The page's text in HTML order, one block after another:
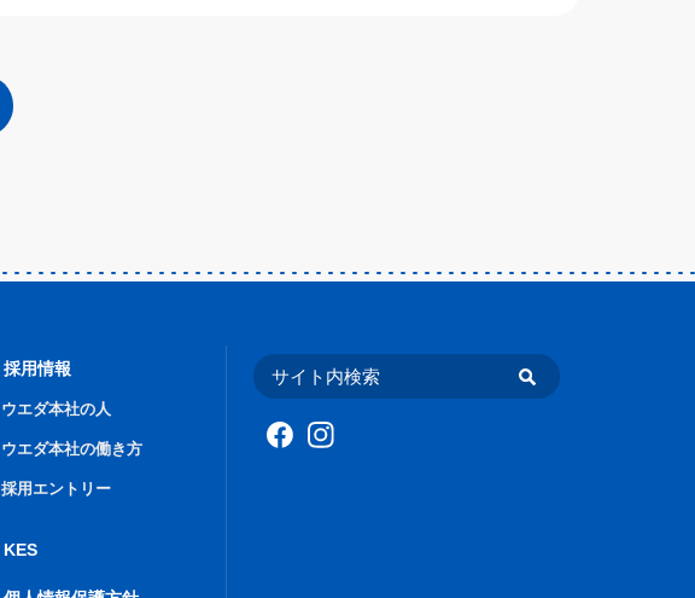
採用情報
ウエダ本社の人
ウエダ本社の働き方
採用エントリー
KES